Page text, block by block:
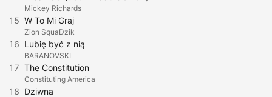
Mickey Richards
15 W To Mi Graj
Zion SquaDzik
16 Lubię być z nią
BARANOVSKI
17 The Constitution
Constituting America
18 Dziwna